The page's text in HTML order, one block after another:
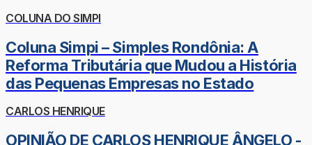
COLUNA DO SIMPI
Coluna Simpi – Simples Rondônia: A
Reforma Tributária que Mudou a História
das Pequenas Empresas no Estado
CARLOS HENRIQUE
OPINIÃO DE CARLOS HENRIQUE ÂNGELO -